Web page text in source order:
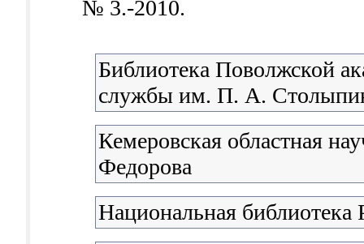
№ 3.-2010.
Библиотека Поволжской
службы им. П. А.
Кемеровская областная
Федорова
Национальная библиотека